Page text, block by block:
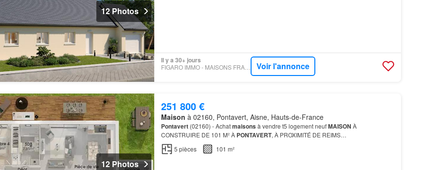
12 Photos
Il y a 30+ jours
FIGARO IMMO - MAISONS FRANCE CONFORT CORMONTREUIL Voir l'annonce
12 Photos
251 800 €
Maison à 02160, Pontavert, Aisne, Hauts-de-France
Pontavert(02160) - Achatmaisons à vendre t5 logement neufMAISON À
CONSTRUIRE DE 101 M² À PONTAVERT, À PROXIMITÉ DE REIMS…
5 pièces 101 m²